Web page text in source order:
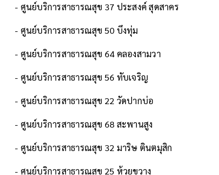
- ศูนย์บริการสาธารณสุข 37 ประสงค์ สุดสาคร
- ศูนย์บริการสาธารณสุข 50 บึงทุ่ม
- ศูนย์บริการสาธารณสุข 64 คลองสามวา
- ศูนย์บริการสาธารณสุข 56 ทับเจริญ
- ศูนย์บริการสาธารณสุข 22 วัดปากบ่อ
- ศูนย์บริการสาธารณสุข 68 สะพานสูง
- ศูนย์บริการสาธารณสุข 32 มาริษ ตินตมุสิก
- ศูนย์บริการสาธารณสุข 25 ห้วยขวาง